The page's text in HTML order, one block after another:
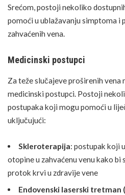
Srećom, postoji nekoliko
pomoći u ublažavanju simptoma i
zahvaćenih vena.
Medicinski postupci
Za teže slučajeve proširenih
medicinski postupci. Postoji
postupaka koji mogu pomoći u
uključujući:
Skleroterapija: postupak koji
otopine u zahvaćenu venu kako
protok krvi u zdravije vene
Endovenski laserski tretman